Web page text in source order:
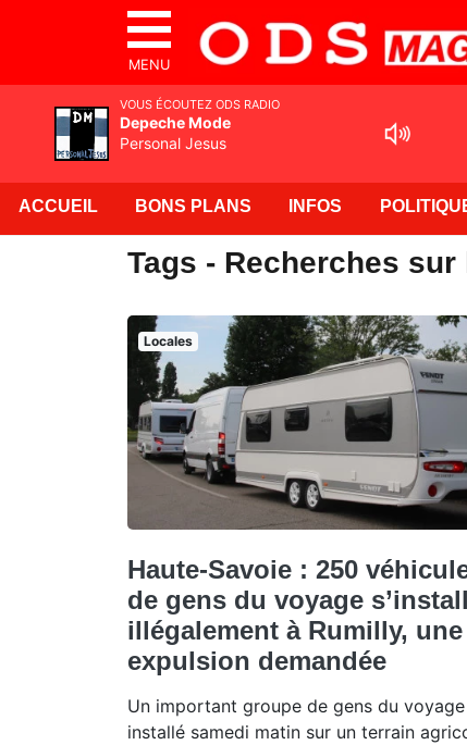
MENU
ACCUEIL BONS PLANS INFOS
Tags - Recherches
Locales
Haute-Savoie : 250
de gens du voyage
illégalement à Rumilly, une
expulsion demandée
Un important groupe de gens du voyage
installé samedi matin sur un terrain
VOUS ÉCOUTEZ ODS RADIO
Depeche Mode
Personal Jesus